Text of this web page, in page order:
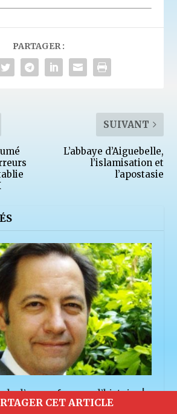
PARTAGER :
SUIVANT
L’abbaye d’Aiguebelle,
l’islamisation et
l’apostasie
d’un professeur d’histoire !
CET ARTICLE